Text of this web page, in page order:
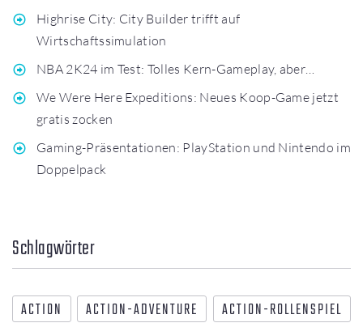
Highrise City: City Builder trifft auf
Wirtschaftssimulation
NBA 2K24 im Test: Tolles Kern-Gameplay, aber…
We Were Here Expeditions: Neues Koop-Game jetzt
gratis zocken
Gaming-Präsentationen: PlayStation und Nintendo im
Doppelpack
Schlagwörter
ACTION ACTION-ADVENTURE
ACTION-ROLLENSPIEL